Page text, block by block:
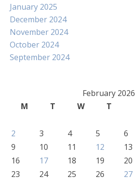
January 2025
December 2024
November 2024
October 2024
September 2024
February 2026
M
T W T
2
3 4 5 6
9
10 11 12 13
16
17 18 19 20
23
24 25 26 27